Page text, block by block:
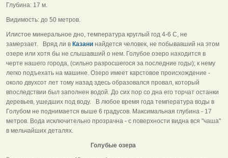
Глубина: 17 м.
Видимость: до 50 метров.
Илистое минеральное дно, температура круглый год 4-6 С, не
замерзает. Вряд ли в Казани найдется человек, не побывавший на этом
озере или хотя бы не слышавший о нем. Голубое озеро находится в
черте нашего города, (сильно разросшегося за последние годы); к нему
легко подъехать на машине. Озеро имеет карстовое происхождение -
около двухсот лет тому назад здесь образовался провал, который
впоследствии был заполнен водой. До сих пор со дна его торчат останки
деревьев, ушедших под воду. В любое время года температура воды в
Голубом не поднимается выше 6 градусов. Максимальная глубина - 17
метров. Вода исключительно прозрачна - с поверхности видна вся "чаша"
в мельчайших деталях.
Голубые озера